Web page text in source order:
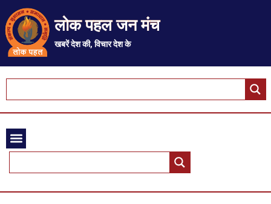
लोक पहल जन मंच
खबरें देश की, विचार देश के